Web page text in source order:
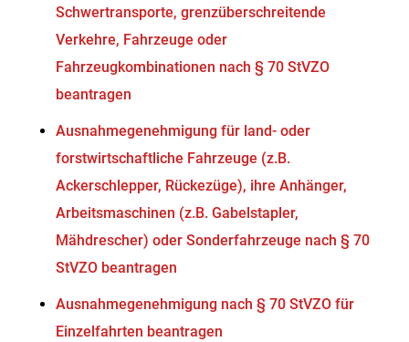
Schwertransporte, grenzüberschreitende
Verkehre, Fahrzeuge oder
Fahrzeugkombinationen nach § 70 StVZO
beantragen
Ausnahmegenehmigung für land- oder
forstwirtschaftliche Fahrzeuge (z.B.
Ackerschlepper, Rückezüge), ihre Anhänger,
Arbeitsmaschinen (z.B. Gabelstapler,
Mähdrescher) oder Sonderfahrzeuge nach § 70
StVZO beantragen
Ausnahmegenehmigung nach § 70 StVZO für
Einzelfahrten beantragen